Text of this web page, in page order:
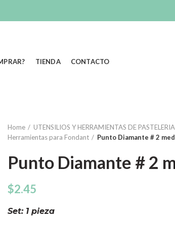
TIENDA CONTACTO
Home
UTENSILIOS Y HERRAMIENTAS DE PASTELERIA
Herramientas para Fondant
Punto Diamante # 2
Punto Diamante # 2
$2.45
Set: 1 pieza